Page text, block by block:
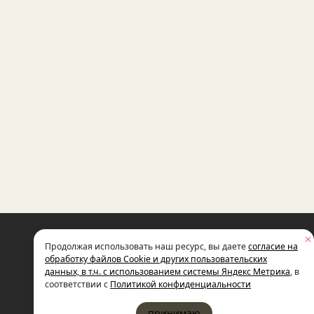
МЕЖДУНАРОДНЫЙ ФОНД
СОЦИАЛЬНО-ЭКОНОМИЧЕСКИХ
И ПОЛИТОЛОГИЧЕСКИХ
ИМЕНИ М.С. ГОРБАЧЕВА
Продолжая использовать наш ресурс, вы даетесогласие на
обработку файлов Cookie и других пользовательских
данных, в т.ч. с использованием системы Яндекс Метрика, в
соответствии с Политикой конфиденциальности